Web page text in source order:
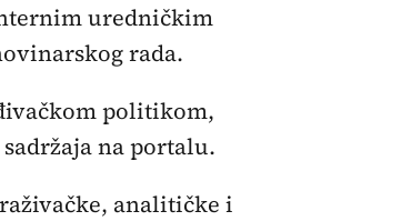
uredničkim
rada.
politikom,
na portalu.
analitičke i